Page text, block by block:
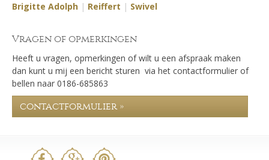
Brigitte Adolph | Reiffert | Swivel
Vragen of opmerkingen
Heeft u vragen, opmerkingen of wilt u een afspraak maken
dan kunt u mij een bericht sturen via het contactformulier of
bellen naar 0186-685863
contactformulier »